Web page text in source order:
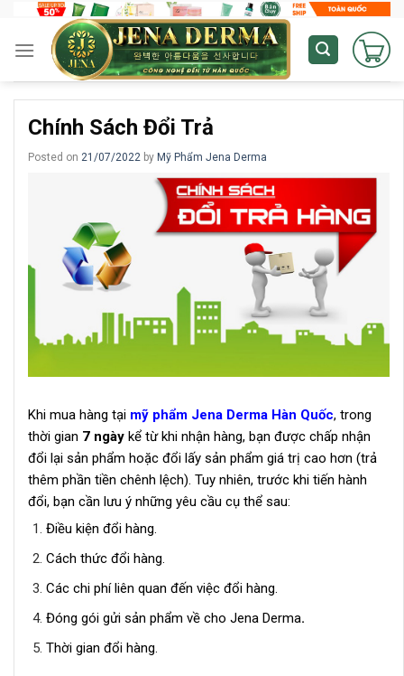
content
Chính Sách Đổi Trả
Posted on 21/07/2022 by Mỹ Phẩm Jena Derma
Khi mua hàng tại mỹ phẩm Jena Derma Hàn Quốc, trong
thời gian 7 ngày kể từ khi nhận hàng, bạn được chấp nhận
đổi lại sản phẩm hoặc đổi lấy sản phẩm giá trị cao hơn (trả
thêm phần tiền chênh lệch). Tuy nhiên, trước khi tiến hành
đổi, bạn cần lưu ý những yêu cầu cụ thể sau:
Điều kiện đổi hàng.
Cách thức đổi hàng.
Các chi phí liên quan đến việc đổi hàng.
Đóng gói gửi sản phẩm về cho Jena Derma.
Thời gian đổi hàng.